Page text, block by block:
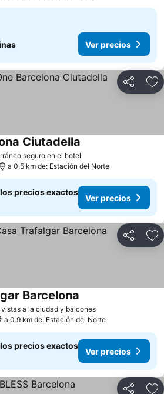
Ver precios
Compartir
seguro en el hotel
Ciutadella
a 0.5 km de: Estación del Norte
precios exactos
Ver precios
Compartir
a la ciudad y balconesVer precios
Barcelona
a 0.9 km de: Estación del Norte
precios exactos
Ver precios